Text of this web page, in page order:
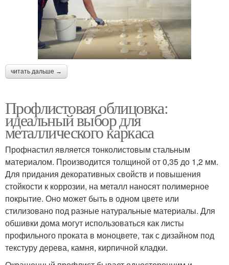
читать дальше →
Профлистовая облицовка:
идеальный выбор для
металлического каркаса
Профнастил является тонколистовым стальным
материалом. Производится толщиной от 0,35 до 1,2 мм.
Для придания декоративных свойств и повышения
стойкости к коррозии, на металл наносят полимерное
покрытие. Оно может быть в одном цвете или
стилизовано под разные натуральные материалы. Для
обшивки дома могут использоваться как листы
профильного проката в моноцвете, так с дизайном под
текстуру дерева, камня, кирпичной кладки.